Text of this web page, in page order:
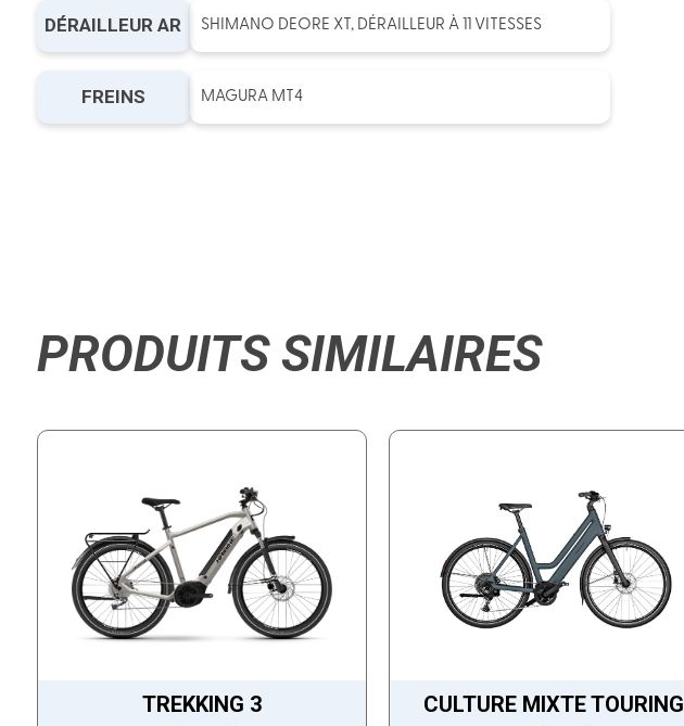
DÉRAILLEUR AR SHIMANO DEORE XT, DÉRAILLEUR À 11 VITESSES
FREINS MAGURA MT4
PRODUITS SIMILAIRES
TREKKING 3 CULTURE MIXTE TOURING